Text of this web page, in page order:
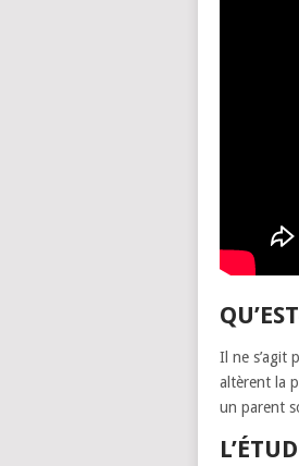
Il ne s’agit
altèrent la
un parent